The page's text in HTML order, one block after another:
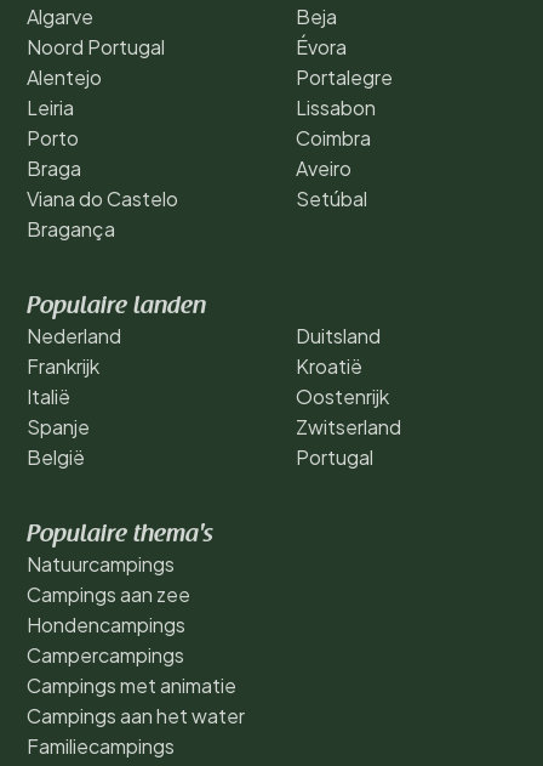
Algarve
Noord Portugal
Alentejo
Leiria
Porto
Braga
Viana do Castelo
Bragança
Beja
Évora
Portalegre
Lissabon
Coimbra
Aveiro
Setúbal
Populaire landen
Nederland
Frankrijk
Italië
Spanje
België
Duitsland
Kroatië
Oostenrijk
Zwitserland
Portugal
Populaire thema's
Natuurcampings
Campings aan zee
Hondencampings
Campercampings
Campings met animatie
Campings aan het water
Familiecampings